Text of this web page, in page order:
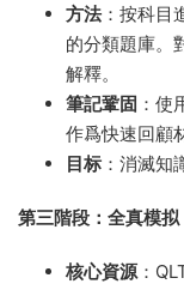
方法：按科目
的分類題庫。
解釋。
筆記鞏固 ：使
作爲快速回顧
目标 ：消滅知
第三階段：全真模拟
核心資源 ：